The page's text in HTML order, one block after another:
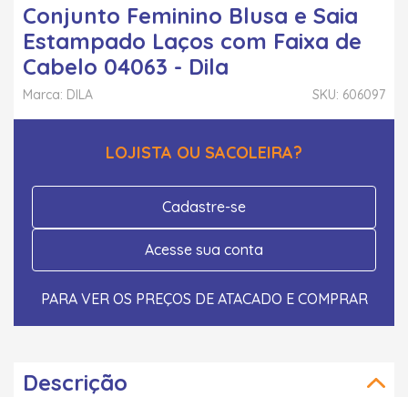
Conjunto Feminino Blusa e Saia
Estampado Laços com Faixa de
Cabelo 04063 - Dila
SKU: 606097
Marca: DILA
LOJISTA OU SACOLEIRA?
Cadastre-se
Acesse sua conta
PARA VER OS PREÇOS DE ATACADO E COMPRAR
Descrição